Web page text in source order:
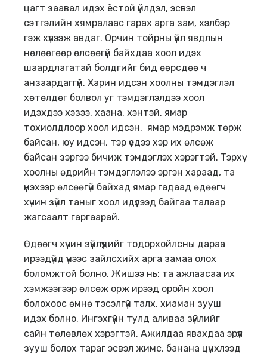
цагт заавал идэх ёстой үйлдэл, эсвэл
сэтгэлийн хямралаас гарах арга зам, хэлбэр
гэж хүлээж авдаг. Орчин тойрны үйл явдлын
нөлөөгөөр өлсөөгүй байхдаа хоол идэх
шаардлагатай болдгийг бид өөрсдөө ч
анзаардаггүй. Харин идсэн хоолны тэмдэглэл
хөтөлдөг болвол уг тэмдэглэлдээ хоол
идэхдээ хэзээ, хаана, хэнтэй, ямар
тохиолдлоор хоол идсэн, ямар мэдрэмж төрж
байсан, юу идсэн, тэр үедээ хэр их өлсөж
байсан зэргээ бичиж тэмдэглэх хэрэгтэй. Тэрхүү
хоолны өдрийн тэмдэглэлээ эргэн хараад, та
үнэхээр өлсөөгүй байхад ямар гадаад өдөөгч
хүчин зүйл таныг хоол идүүлээд байгаа талаар
жагсаалт гаргаарай.
Өдөөгч хүчин зүйлүүдийг тодорхойлсны дараа
ирээдүйд үүнээс зайлсхийх арга замаа олох
боломжтой болно. Жишээ нь: та ажлаасаа их
хэмжээгээр өлсөж орж ирээд оройн хоол
болохоос өмнө тэсэлгүй талх, хиаман зууш
идэх болно. Ингэхгүйн тулд аливаа зүйлийг
сайн төлөвлөх хэрэгтэй. Ажилдаа явахдаа эрүүл
зууш болох тараг эсвэл жимс, банана цүнхлээд